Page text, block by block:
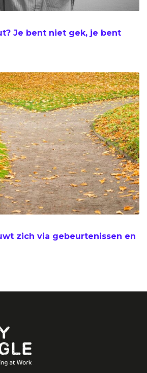
Je bent niet gek, je bent
zich via gebeurtenissen en